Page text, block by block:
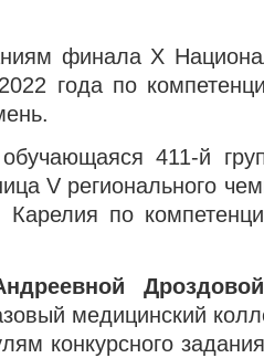
финала X
года по
411-й
V регионального
по
Дроздовой
медицинский
конкурсного